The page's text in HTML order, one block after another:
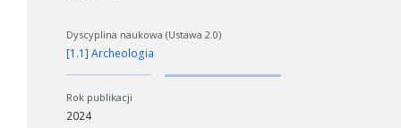
Dyscyplina naukowa (Ustawa 2.0)
[1.1] Archeologia
Rok publikacji
2024